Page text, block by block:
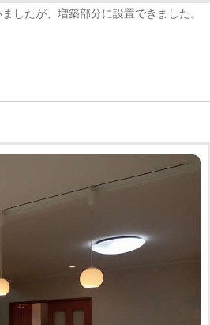
したが、増築部分に設置できました。